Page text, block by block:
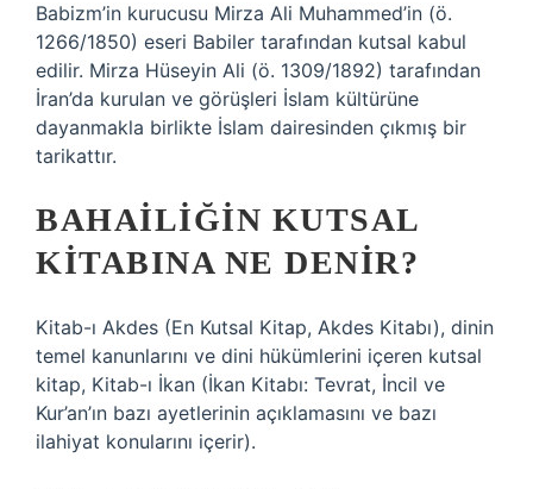
Babizm’in kurucusu Mirza Ali Muhammed’in (ö.
1266/1850) eseri Babiler tarafından kutsal kabul
edilir. Mirza Hüseyin Ali (ö. 1309/1892) tarafından
İran’da kurulan ve görüşleri İslam kültürüne
dayanmakla birlikte İslam dairesinden çıkmış bir
tarikattır.
BAHAILIĞIN KUTSAL
KITABINA NE DENIR?
Kitab-ı Akdes (En Kutsal Kitap, Akdes Kitabı), dinin
temel kanunlarını ve dini hükümlerini içeren kutsal
kitap, Kitab-ı İkan (İkan Kitabı: Tevrat, İncil ve
Kur’an’ın bazı ayetlerinin açıklamasını ve bazı
ilahiyat konularını içerir).